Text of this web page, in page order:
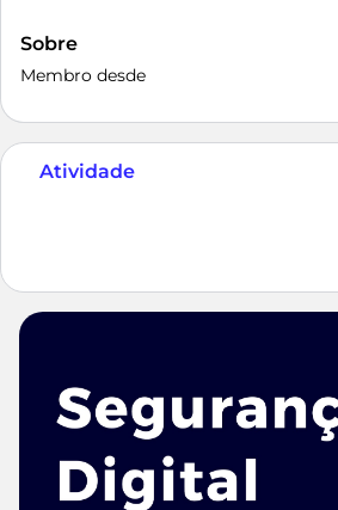
Sobre
Membro desde
Atividade